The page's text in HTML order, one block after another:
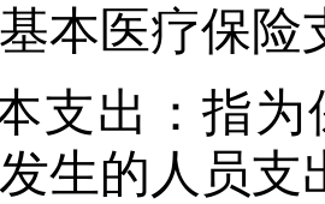
本医疗保险
支出：指
生的人员支